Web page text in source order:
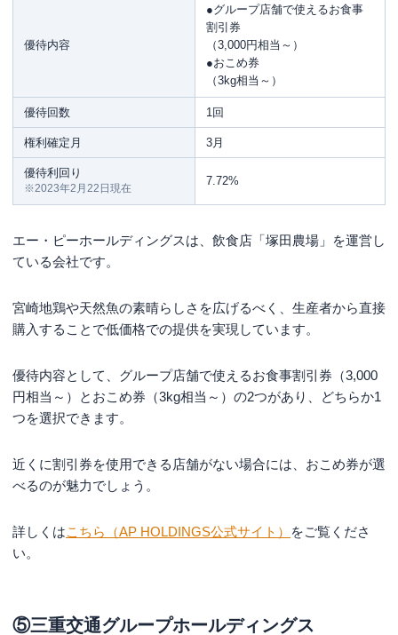
優待内容
●グループ店舗で使えるお食事
割引券
（3,000円相当～）
●おこめ券
（3kg相当～）
優待回数 1回
権利確定月 3月
優待利回り
※2023年2月22日現在
7.72%
エー・ピーホールディングスは、飲食店「塚田農場」を運営し
ている会社です。
宮崎地鶏や天然魚の素晴らしさを広げるべく、生産者から直接
購入することで低価格での提供を実現しています。
優待内容として、グループ店舗で使えるお食事割引券（3,000
円相当～）とおこめ券（3kg相当～）の2つがあり、どちらか1
つを選択できます。
近くに割引券を使用できる店舗がない場合には、おこめ券が選
べるのが魅力でしょう。
詳しくはこちら（AP HOLDINGS公式サイト）
をご覧くださ
い。
⑤三重交通グループホールディングス